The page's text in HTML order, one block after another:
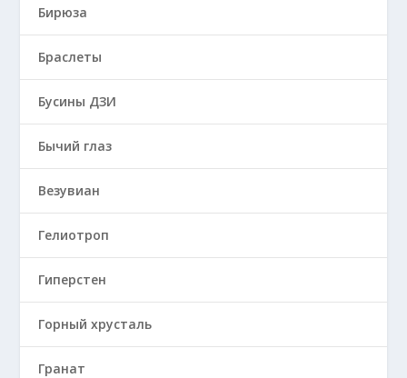
Бирюза
Браслеты
Бусины ДЗИ
Бычий глаз
Везувиан
Гелиотроп
Гиперстен
Горный хрусталь
Гранат